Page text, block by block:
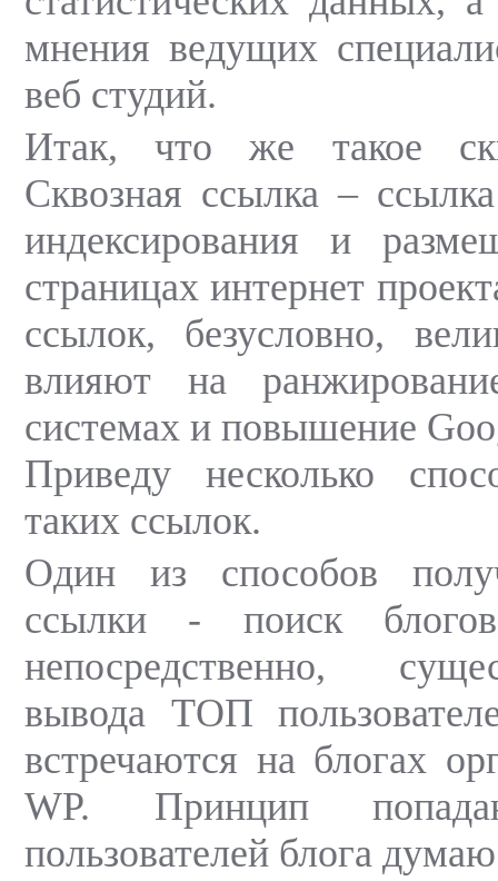
мнения ведущих
веб студий.
Итак, что же такое
Сквозная ссылка –
индексирования и
страницах интернет
ссылок, безусловно,
влияют на
системах и повышение
Приведу несколько
таких ссылок.
Один из способов
ссылки - поиск
непосредственно,
вывода ТОП
встречаются на блогах
WP. Принцип
пользователей блога